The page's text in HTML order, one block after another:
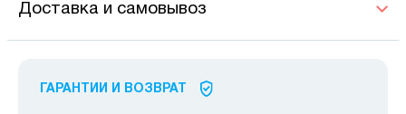
Доставка и самовывоз
ГАРАНТИИ И ВОЗВРАТ